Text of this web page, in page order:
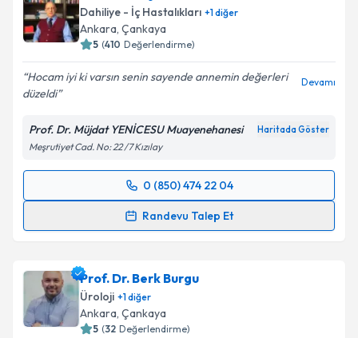
Dahiliye - İç Hastalıkları +1diğer
Ankara, Çankaya
5 (410 Değerlendirme)
Hocam iyi ki varsın senin sayende annemin değerleri
düzeldi
Devamı
Prof. Dr. Müjdat YENİCESU Muayenehanesi Haritada Göster
Meşrutiyet Cad. No: 22 /7 Kızılay
0 (850) 474 22 04
Randevu Talep Et
Randevu Takvimi Talebi
takvim hazırlandığında e-posta ile bilgilendireceğiz.
E-posta Adresiniz
Prof. Dr. Berk Burgu
Üroloji +1diğer
Ankara, Çankaya
5 (32 Değerlendirme)